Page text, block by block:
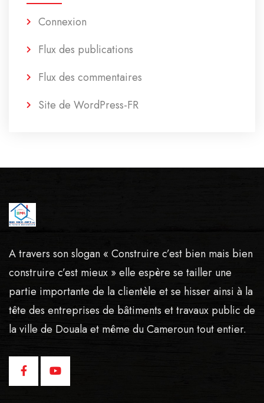
Connexion
Flux des publications
Flux des commentaires
Site de WordPress-FR
A travers son slogan « Construire c’est bien mais bien
construire c’est mieux » elle espère se tailler une
partie importante de la clientèle et se hisser ainsi à la
tête des entreprises de bâtiments et travaux public de
la ville de Douala et même du Cameroun tout entier.